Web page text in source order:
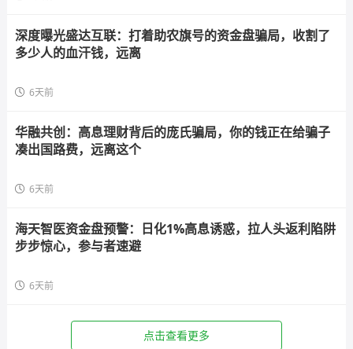
深度曝光盛达互联：打着助农旗号的资金盘骗局，收割了
多少人的血汗钱，远离
6天前
华融共创：高息理财背后的庞氏骗局，你的钱正在给骗子
凑出国路费，远离这个
6天前
海天智医资金盘预警：日化1%高息诱惑，拉人头返利陷阱
步步惊心，参与者速避
6天前
点击查看更多